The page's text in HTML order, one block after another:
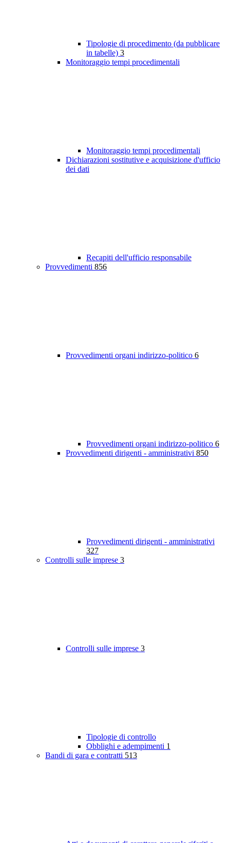
Tipologie di procedimento (da pubblicare
in tabelle) 3
Monitoraggio tempi procedimentali
Monitoraggio tempi procedimentali
Dichiarazioni sostitutive e acquisizione d'ufficio
dei dati
Recapiti dell'ufficio responsabile
Provvedimenti 856
Provvedimenti organi indirizzo-politico 6
Provvedimenti organi indirizzo-politico 6
Provvedimenti dirigenti - amministrativi 850
Provvedimenti dirigenti - amministrativi
327
Controlli sulle imprese 3
Controlli sulle imprese 3
Tipologie di controllo
Obblighi e adempimenti 1
Bandi di gara e contratti 513